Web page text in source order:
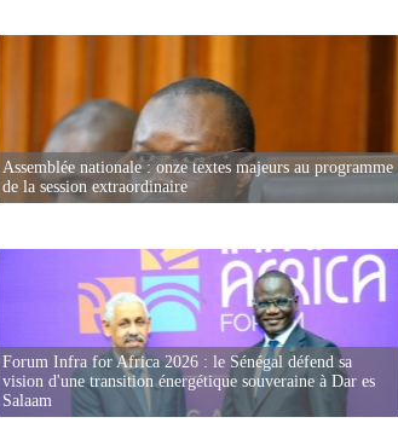
Assemblée nationale : onze textes majeurs au programme
de la session extraordinaire
Forum Infra for Africa 2026 : le Sénégal défend sa
vision d'une transition énergétique souveraine à Dar es
Salaam